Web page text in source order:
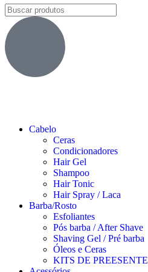
Cabelo
Ceras
Condicionadores
Hair Gel
Shampoo
Hair Tonic
Hair Spray / Laca
Barba/Rosto
Esfoliantes
Pós barba / After Shave
Shaving Gel / Pré barba
Óleos e Ceras
KITS DE PREESENTE